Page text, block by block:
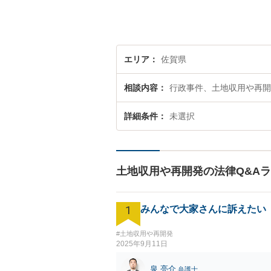
エリア 佐賀県
相談内容 行政事件、土地収用や再
詳細条件 未選択
土地収用や再開発の法律Q&A
1 みんなで大家さんに訴えたい
#土地収用や再開発
2025年9月11日
泉 亮介 弁護士